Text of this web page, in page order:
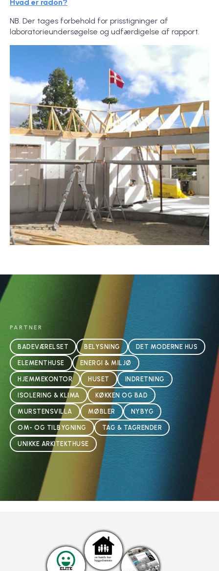
Hvad er radon?
NB. Der tages forbehold for prisstigninger af
laboratorieundersøgelse og udfærdigelse af rapport.
PARTNER
BADEVÆRELSET BELYSNING DET MODERNE HUS
ELEMENTHUSE ENERGI & MILJØ
HJEMMEKONTOR HUSET INDRETNING
ISOLERING & KLIMA KØKKEN OG BAD
MURSTENSVILLA MØBLER NYBYG
OM- OG TILBYGNING TAG & TAGRENDER
UNIKKE ARKITEKTHUSE